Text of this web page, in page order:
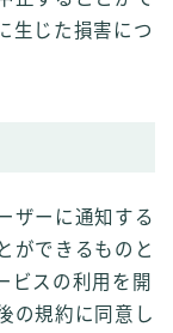
生じた損害につ
ザーに通知する
ができるものと
ビスの利用を開
の規約に同意し